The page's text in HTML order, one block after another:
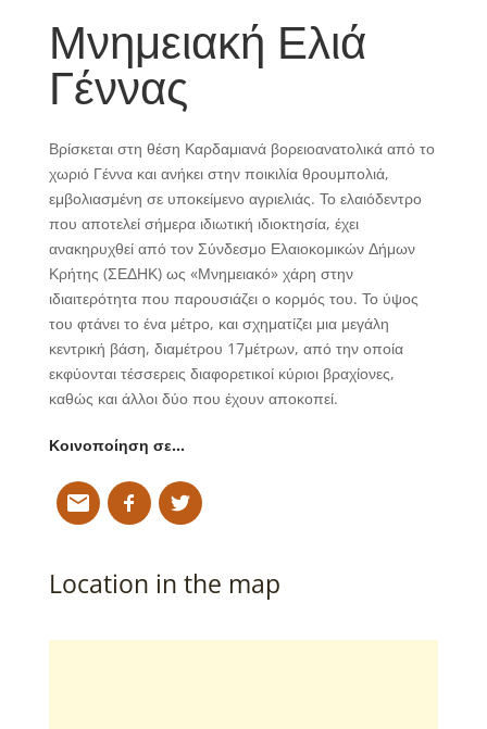
Μνημειακή Ελιά
Γέννας
Βρίσκεται στη θέση Καρδαμιανά βορειοανατολικά από το
χωριό Γέννα και ανήκει στην ποικιλία θρουμπολιά,
εμβολιασμένη σε υποκείμενο αγριελιάς. Το ελαιόδεντρο
που αποτελεί σήμερα ιδιωτική ιδιοκτησία, έχει
ανακηρυχθεί από τον Σύνδεσμο Ελαιοκομικών Δήμων
Κρήτης (ΣΕΔΗΚ) ως «Μνημειακό» χάρη στην
ιδιαιτερότητα που παρουσιάζει ο κορμός του. Το ύψος
του φτάνει το ένα μέτρο, και σχηματίζει μια μεγάλη
κεντρική βάση, διαμέτρου 17μέτρων, από την οποία
εκφύονται τέσσερεις διαφορετικοί κύριοι βραχίονες,
καθώς και άλλοι δύο που έχουν αποκοπεί.
Κοινοποίηση σε…
Location in the map